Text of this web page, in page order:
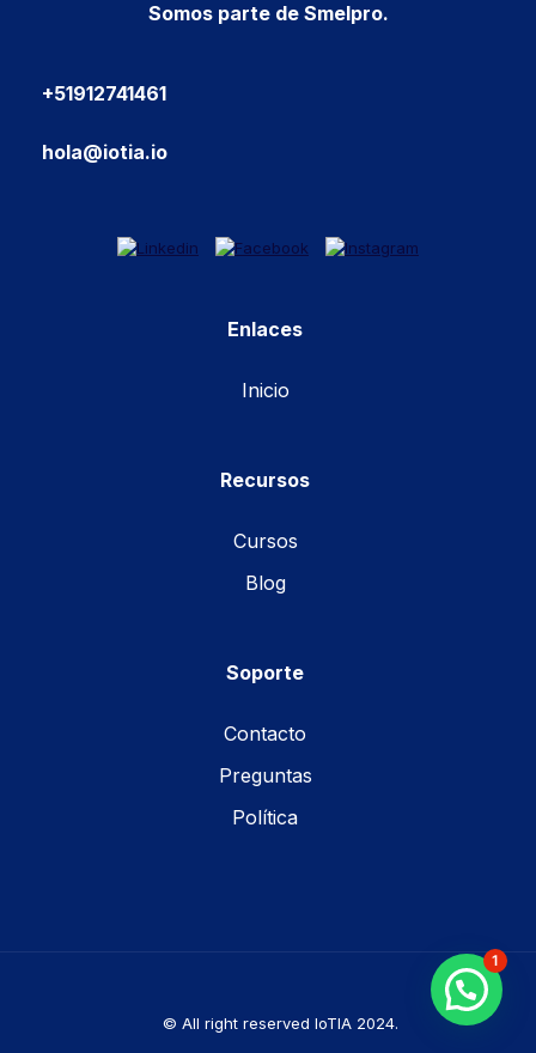
Somos parte de Smelpro.
+51912741461
hola@iotia.io
Enlaces
Inicio
Recursos
Cursos
Blog
Soporte
Contacto
Preguntas
Política
© All right reserved IoTIA 2024.
1